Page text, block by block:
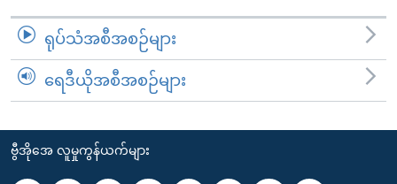
ရုပ်သံအစီအစဉ်များ
ရေဒီယိုအစီအစဉ်များ
ဗွီအိုအေ လူမှုကွန်ယက်များ